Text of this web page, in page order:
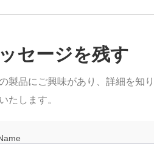
セージを残す
製品にご興味があり、詳細を知
たします。